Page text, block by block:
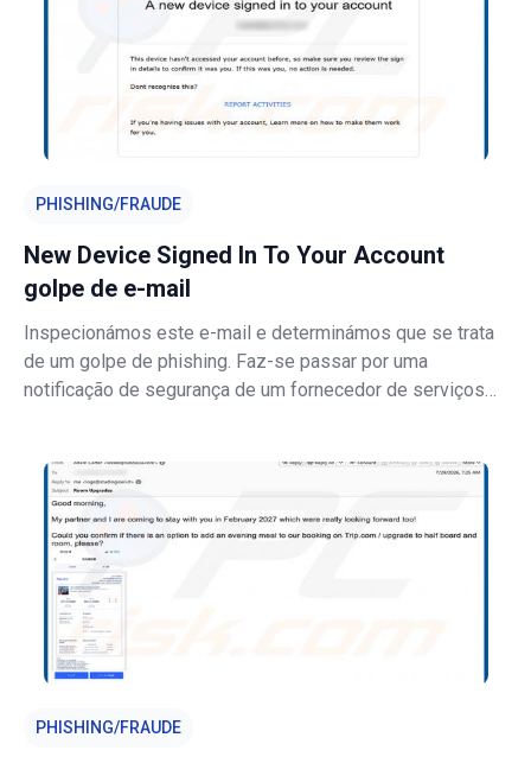
PHISHING/FRAUDE
New Device Signed In To Your Account
golpe de e-mail
Inspecionámos este e-mail e determinámos que se trata
de um golpe de phishing. Faz-se passar por uma
notificação de segurança de um fornecedor de serviços
vítimas para uma página de iní
PHISHING/FRAUDE